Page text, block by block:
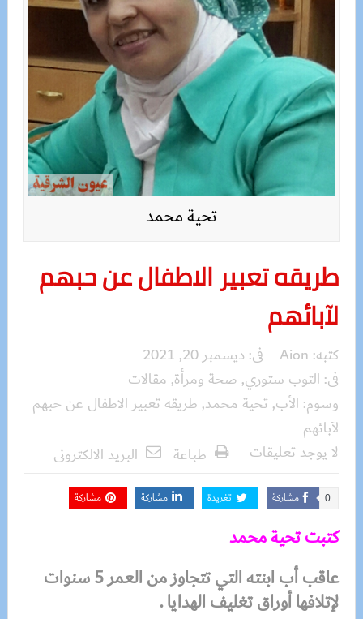
تحية محمد
طريقه تعبير الاطفال عن حبهم
لآبائهم
كتبه: Aion فى: ديسمبر 20, 2021
فى: التوب ستوري, صحة ومرأة, مقالات
وسوم: الأب, تحية محمد, طريقه تعبير الاطفال عن حبهم
لآبائهم
لا يوجد تعليقات
طباعة البريد الالكترونى
مشاركة 0 تغريدة مشاركة مشاركة
كتبت تحية محمد
عاقب أب ابنته التي تتجاوز من العمر 5 سنوات
لإتلافها أوراق تغليف الهدايا .